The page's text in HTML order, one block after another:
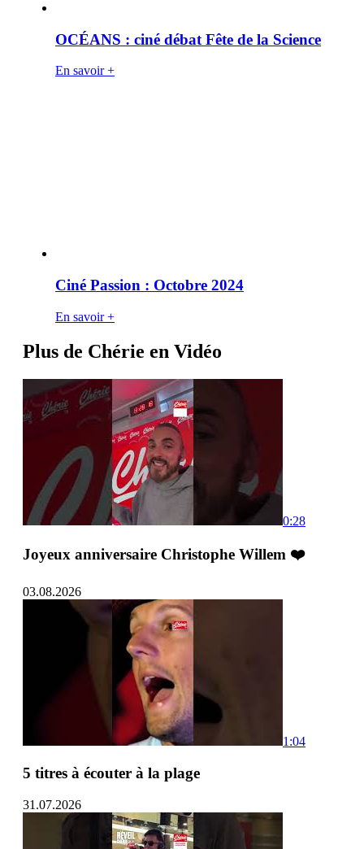
OCÉANS : ciné débat Fête de la Science
En savoir +
Ciné Passion : Octobre 2024
En savoir +
Plus de Chérie en Vidéo
0:28
Joyeux anniversaire Christophe Willem ❤️
03.08.2026
1:04
5 titres à écouter à la plage
31.07.2026